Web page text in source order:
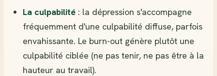
La culpabilité : la dépression s'accompagne
fréquemment d'une culpabilité diffuse, parfois
envahissante. Le burn-out génère plutôt une
culpabilité ciblée (ne pas tenir, ne pas être à la
hauteur au travail).